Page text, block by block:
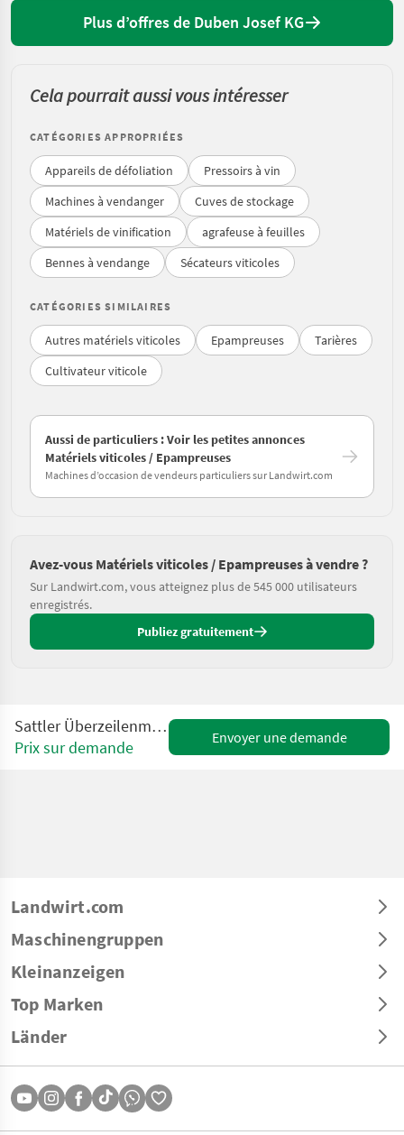
Plus d’offres de Duben Josef KG
Cela pourrait aussi vous intéresser
CATÉGORIES APPROPRIÉES
Appareils de défoliation
Pressoirs à vin
Machines à vendanger
Cuves de stockage
Matériels de vinification
agrafeuse à feuilles
Bennes à vendange
Sécateurs viticoles
CATÉGORIES SIMILAIRES
Autres matériels viticoles Epampreuses
Tarières
Cultivateur viticole
Aussi de particuliers : Voir les petites annonces
Matériels viticoles / Epampreuses
Machines d’occasion de vendeurs particuliers sur Landwirt.com
Avez-vous Matériels viticoles / Epampreuses à vendre ?
Sur Landwirt.com, vous atteignez plus de 545 000 utilisateurs
enregistrés.
Publiez gratuitement
Sattler Überzeilenmähbürste SLD GEN II
Prix sur demande
Envoyer une demande
Landwirt.com
Maschinengruppen
Kleinanzeigen
Top Marken
Länder